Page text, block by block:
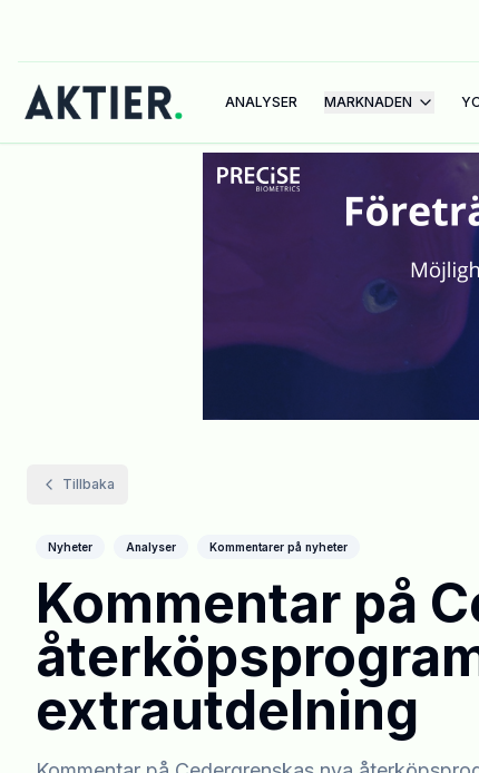
ANALYSER MARKNADEN
Tillbaka
Nyheter Analyser Kommentarer på nyheter
Kommentar på
extrautdelning